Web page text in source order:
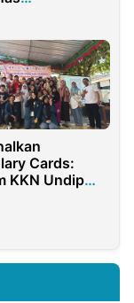
Cards:
KKN Undip